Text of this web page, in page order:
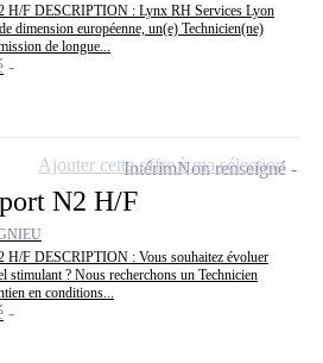
H/F DESCRIPTION : Lynx RH Services Lyon
dimension européenne, un(e) Technicien(ne)
de longue...
N2 H/F
H/F DESCRIPTION : Vous souhaitez évoluer
stimulant ? Nous recherchons un Technicien
en conditions...
IntérimNon renseigné
Ajouter cette offre à ma sélection